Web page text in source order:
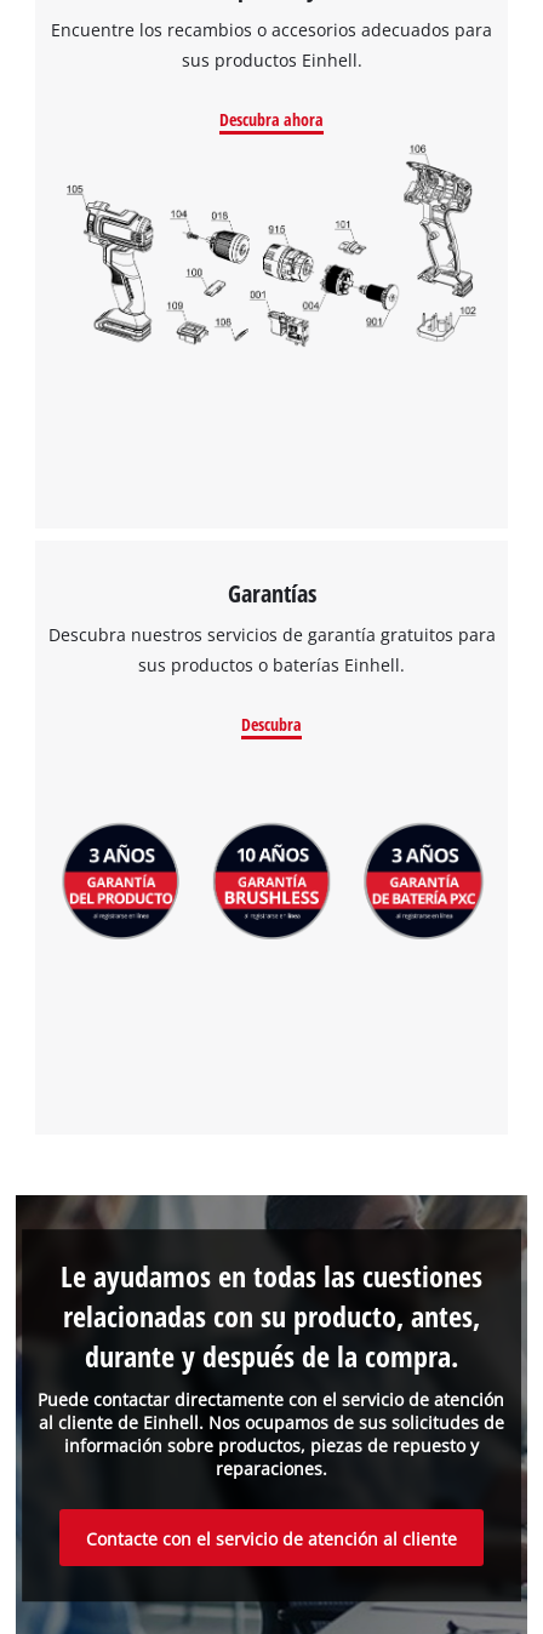
Encuentre los recambios o accesorios adecuados para
sus productos Einhell.
Descubra ahora
Garantías
Descubra nuestros servicios de garantía gratuitos para
sus productos o baterías Einhell.
Descubra
Puede contactar directamente con el servicio de atención
al cliente de Einhell. Nos ocupamos de sus solicitudes de
información sobre productos, piezas de repuesto y
reparaciones.
Le ayudamos en todas las cuestiones
relacionadas con su producto, antes,
durante y después de la compra.
Contacte con el servicio de atención al cliente